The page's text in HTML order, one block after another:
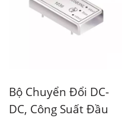
Bộ Chuyển Đổi DC-
DC, Công Suất Đầu